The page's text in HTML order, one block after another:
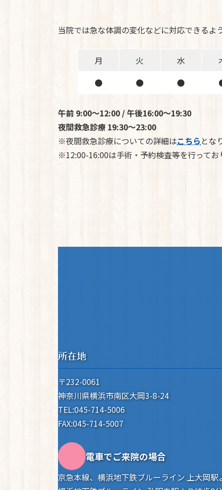
当院では急な体調の変化などに対応できるよ
月 火 水
●
● ●
午前 9:00～12:00 / 午後16:00～19:30
夜間救急診療 19:30～23:00
※夜間救急診療についての詳細はこちら とな
※12:00-16:00は手術・予約検査等を行ってお
所在地
〒232-0061
神奈川県横浜市南区大岡3-8-24
TEL:045-714-5006
FAX:045-714-5007
電車でご来院の場合
京急本線、横浜地下鉄ブルーライン 上大岡駅